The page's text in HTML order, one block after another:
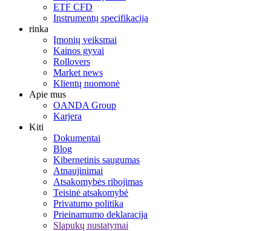
ETF CFD
Instrumentų specifikacija
rinka
Įmonių veiksmai
Kainos gyvai
Rollovers
Market news
Klientų nuomonė
Apie mus
OANDA Group
Karjera
Kiti
Dokumentai
Blog
Kibernetinis saugumas
Atnaujinimai
Atsakomybės ribojimas
Teisinė atsakomybė
Privatumo politika
Prieinamumo deklaracija
Slapukų nustatymai